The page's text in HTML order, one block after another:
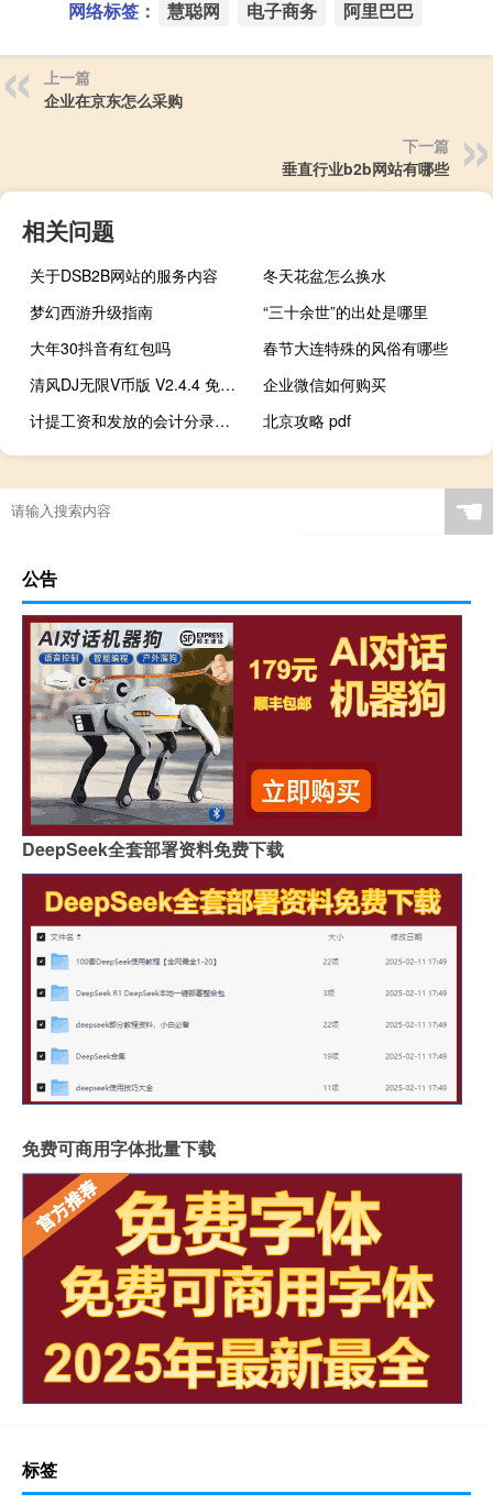
网络标签： 慧聪网 电子商务 阿里巴巴
上一篇
企业在京东怎么采购
下一篇
垂直行业b2b网站有哪些
相关问题
关于DSB2B网站的服务内容
冬天花盆怎么换水
梦幻西游升级指南
“三十余世”的出处是哪里
大年30抖音有红包吗
春节大连特殊的风俗有哪些
清风DJ无限V币版 V2.4.4 免费版（清风DJ无限V币版 V2.4.4 免费版功能简介）
企业微信如何购买
计提工资和发放的会计分录怎么写（计提工资和发放的会计分录）
北京攻略 pdf
什么叫投档线和控制线 什么叫投名状
☚
公告
DeepSeek全套部署资料免费下载
免费可商用字体批量下载
标签